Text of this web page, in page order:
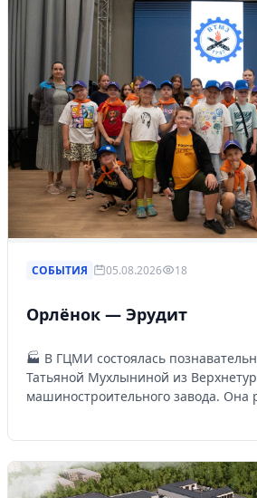
СОБЫТИЯ 05.08.2026 18
Орлёнок — Эрудит
🏭 В ГЦМИ состоялась
Татьяной Мухлыниной из
машиностроительного завода. Она